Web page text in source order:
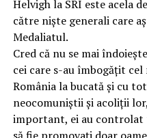
Helvigh la SRI este acela
către niște generali care
Medaliatul.
Cred că nu se mai
cei care s-au îmbogățit
România la bucată și cu
neocomuniștii și acoliții
important, ei au controlat